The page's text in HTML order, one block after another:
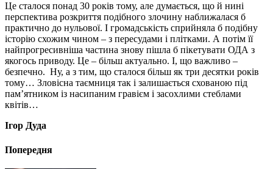
Це сталося понад 30 років тому, але думається, що й нині
перспектива розкриття подібного злочину наближалася б
практично до нульової. І громадськість сприйняла б подібну
історію схожим чином – з пересудами і плітками. А потім її
найпрогресивніша частина знову пішла б пікетувати ОДА з
якогось приводу. Це – більш актуально. І, що важливо –
безпечно. Ну, а з тим, що сталося більш як три десятки років
тому… Зловісна таємниця так і залишається схованою під
пам’ятником із насипаним гравієм і засохлими стеблами
квітів…
Ігор Дуда
Попередня